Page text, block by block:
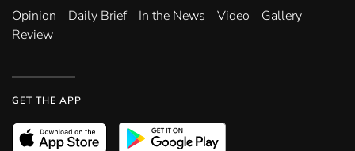
Opinion Daily Brief In the News Video
Gallery
Review
GET THE APP